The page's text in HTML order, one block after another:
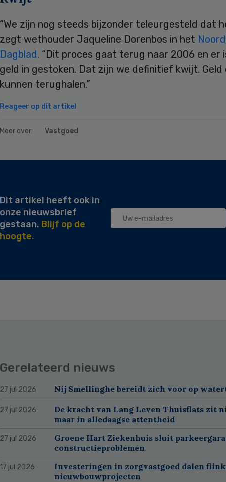
“We zijn nog steeds bijzonder teleurgesteld dat
zegt wethouder Jaqueline Dorenbos in het
Dagblad. “Dit proces gaat terug naar 2006 en er
geld in gestoken. Dat zijn we definitief kwijt.
kunnen terughalen.”
Reageer op dit artikel
Meer over: Vastgoed
Dit artikel heeft ook in
onze nieuwsbrief
gestaan. Blijf op de
hoogte.
Gerelateerd nieuws
27 jul 2026 Nij Smellinghe bereidt zich voor op
27 jul 2026
De kracht van Lang Leven Thuisflats zit
maar in alledaagse attentheid
27 jul 2026
Groene Hart Ziekenhuis sluit
constructieproblemen
17 jul 2026
Investeringen in zorgvastgoed dalen
nieuwbouwprojecten